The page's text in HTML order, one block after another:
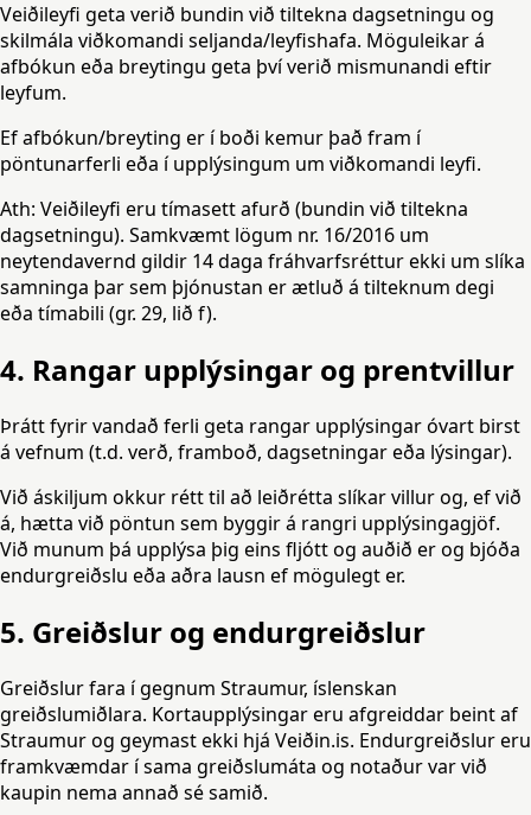
Veiðileyfi geta verið bundin við tiltekna dagsetningu og
skilmála viðkomandi seljanda/leyfishafa. Möguleikar á
afbókun eða breytingu geta því verið mismunandi eftir
leyfum.
Ef afbókun/breyting er í boði kemur það fram í
pöntunarferli eða í upplýsingum um viðkomandi leyfi.
Ath: Veiðileyfi eru tímasett afurð (bundin við tiltekna
dagsetningu). Samkvæmt lögum nr. 16/2016 um
neytendavernd gildir 14 daga fráhvarfsrétturekki um slíka
samninga þar sem þjónustan er ætluð á tilteknum degi
eða tímabili (gr. 29, lið f).
4. Rangar upplýsingar og prentvillur
Þrátt fyrir vandað ferli geta rangar upplýsingar óvart birst
á vefnum (t.d. verð, framboð, dagsetningar eða lýsingar).
Við áskiljum okkur rétt til að leiðrétta slíkar villur og, ef við
á, hætta við pöntun sem byggir á rangri upplýsingagjöf.
Við munum þá upplýsa þig eins fljótt og auðið er og bjóða
endurgreiðslu eða aðra lausn ef mögulegt er.
5. Greiðslur og endurgreiðslur
Greiðslur fara í gegnum Straumur, íslenskan
greiðslumiðlara. Kortaupplýsingar eru afgreiddar beint af
Straumur og geymast ekki hjá Veiðin.is. Endurgreiðslur eru
framkvæmdar í sama greiðslumáta og notaður var við
kaupin nema annað sé samið.